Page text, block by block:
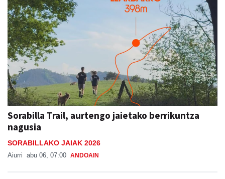
Sorabilla Trail, aurtengo jaietako berrikuntza
nagusia
SORABILLAKO JAIAK 2026
Aiurri abu 06, 07:00 ANDOAIN